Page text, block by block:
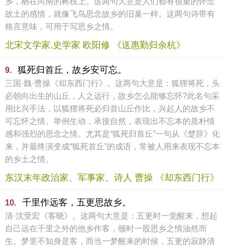
故土的感情，就像飞鸟思念故乡的旧巢一样。这两句诗带有
格言意味，可用于写思乡之情。
北宋文学家,史学家 欧阳修 《送惠勤归余杭》
9. 狐死归首丘，故乡安可忘。
三国·魏·曹操《却东西门行》。这两句大意是：狐狸将死，头
必朝向出生的山丘，人之远行，故乡怎么能够忘怀?此名句采
用比兴手法，以狐狸将死必归首山丘作比，兴起人的故乡不
可忘怀之情。举例生动，承接自然，表现出不忘本的质朴情
感和强烈的思念之情。尤其是“狐死归首丘”一句从《楚辞》化
来，并最终演变成“狐死首丘”的成语，常被人用来表现不忘本
的乡土之情。
东汉末年政治家、军事家、诗人 曹操 《却东西门行》
10. 千里作远客，五更思故乡。
清·沈受宏《客晓》。这两句大意是：五更时一觉醒来，想起
自己远在千里之外的他乡作客，顿时一股思乡之情油然而
生。梦里不知身是客，而当一梦醒来的时候，五更的寂静清